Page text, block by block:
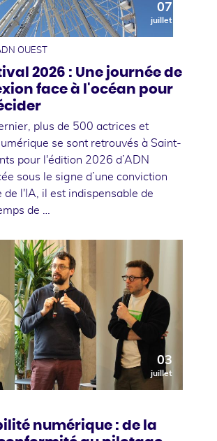
07
juillet
OUEST
2026 : Une journée de
face à l'océan pour
plus de 500 actrices et
se sont retrouvés à Saint-
pour l'édition 2026 d’ADN
sous le signe d’une conviction
de l'IA, il est indispensable de
de …
03
juillet
numérique : de la